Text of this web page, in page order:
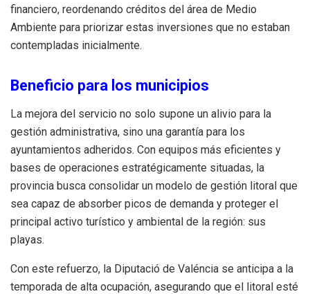
financiero, reordenando créditos del área de Medio
Ambiente para priorizar estas inversiones que no estaban
contempladas inicialmente.
Beneficio para los municipios
La mejora del servicio no solo supone un alivio para la
gestión administrativa, sino una garantía para los
ayuntamientos adheridos. Con equipos más eficientes y
bases de operaciones estratégicamente situadas, la
provincia busca consolidar un modelo de gestión litoral que
sea capaz de absorber picos de demanda y proteger el
principal activo turístico y ambiental de la región: sus
playas.
Con este refuerzo, la Diputació de Valéncia se anticipa a la
temporada de alta ocupación, asegurando que el litoral esté